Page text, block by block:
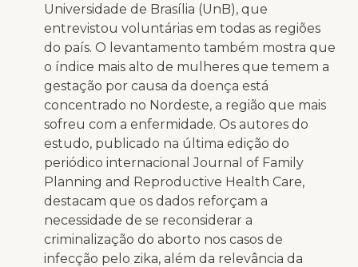
Universidade de Brasília (UnB), que
entrevistou voluntárias em todas as regiões
do país. O levantamento também mostra que
o índice mais alto de mulheres que temem a
gestação por causa da doença está
concentrado no Nordeste, a região que mais
sofreu com a enfermidade. Os autores do
estudo, publicado na última edição do
periódico internacional Journal of Family
Planning and Reproductive Health Care,
destacam que os dados reforçam a
necessidade de se reconsiderar a
criminalização do aborto nos casos de
infecção pelo zika, além da relevância da